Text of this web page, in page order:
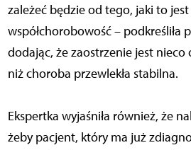
zależeć będzie od tego, jaki to
współchorobowość – podkreśliła
dodając, że zaostrzenie jest
niż choroba przewlekła stabilna.
Ekspertka wyjaśniła również, że
żeby pacjent, który ma już